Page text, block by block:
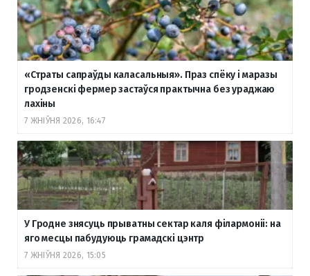
«Страты сапраўды каласальныя». Праз спёку і маразы
гродзенскі фермер застаўся практычна без ураджаю
лахіны
7 ЖНІЎНЯ 2026, 16:47
У Гродне знясуць прыватны сектар каля філармоніі: на
яго месцы пабудуюць грамадскі цэнтр
7 ЖНІЎНЯ 2026, 15:05